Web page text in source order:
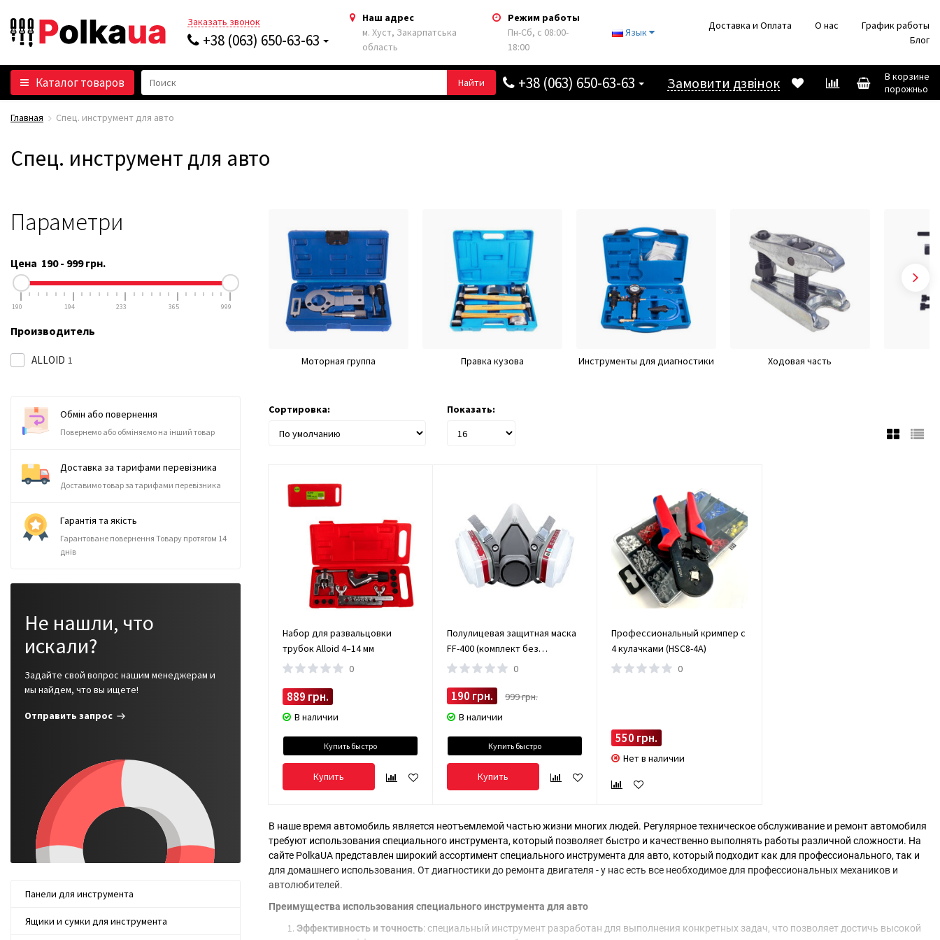
Заказать звонок
+38 (063) 650-63-63
Наш адрес
м. Хуст, Закарпатська
область
Режим работы
Пн-Сб, с 08:00-
18:00
Язык
Доставка и Оплата О нас
График работы
Блог
Каталог товаров Найти +38 (063) 650-63-63 Замовити дзвінок
В корзине
порожньо
Главная Спец. инструмент для авто
Спец. инструмент для авто
Параметри
Цена 190- 999грн.
190 194 233 365 999
Производитель
ALLOID 1
Обмін або повернення
Повернемо або обміняємо на інший товар
Доставка за тарифами перевізника
Доставимо товар за тарифами перевізника
Гарантія та якість
Гарантоване повернення Товару протягом 14
днів
Не нашли, что
искали?
Задайте свой вопрос нашим менеджерам и
мы найдем, что вы ищете!
Отправить запрос
Панели для инструмента
Ящики и сумки для инструмента
Моторная группа Правка кузова Инструменты для диагностики Ходовая часть
Сортировка: Показать:
Набор для развальцовки
трубок Alloid 4–14 мм
0
889 грн.
В наличии
Купить быстро
Купить
Полулицевая защитная маска
FF-400 (комплект без
фильтров)
0
190 грн.
999 грн.
В наличии
Купить быстро
Купить
Профессиональный кримпер с
4 кулачками (HSC8-4A)
0
550 грн.
Нет в наличии
В наше время автомобиль является неотъемлемой частью жизни многих людей. Регулярное техническое обслуживание и ремонт автомобиля
требуют использования специального инструмента, который позволяет быстро и качественно выполнять работы различной сложности. На
сайте PolkaUA представлен широкий ассортимент специального инструмента для авто, который подходит как для профессионального, так и
для домашнего использования. От диагностики до ремонта двигателя - у нас есть все необходимое для профессиональных механиков и
автолюбителей.
Преимущества использования специального инструмента для авто
Эффективность и точность: специальный инструмент разработан для выполнения конкретных задач, что позволяет достичь высокой